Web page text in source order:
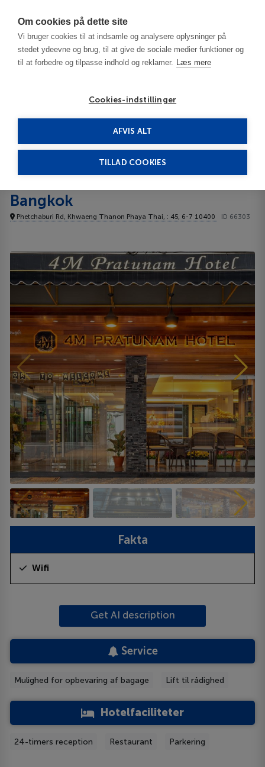
Om cookies på dette site
Vi bruger cookies til at indsamle og analysere oplysninger på
stedet ydeevne og brug, til at give de sociale medier funktioner og
til at forbedre og tilpasse indhold og reklamer. Læs mere
Cookies-indstillinger
AFVIS ALT
TILLAD COOKIES
Bangkok
4M Pratunam Hotel Bangkok 3***
Bangkok
Phetchaburi Rd, Khwaeng Thanon Phaya Thai, : 45, 6-7 10400 ID 66303
Fakta
Wifi
Get AI description
Service
Mulighed for opbevaring af bagage Lift til rådighed
Hotelfaciliteter
24-timers reception Restaurant Parkering